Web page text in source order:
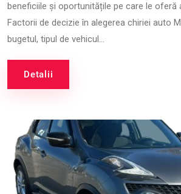
beneficiile și oportunitățile pe care le oferă
Factorii de decizie în alegerea chiriei auto
bugetul, tipul de vehicul...
Detalii